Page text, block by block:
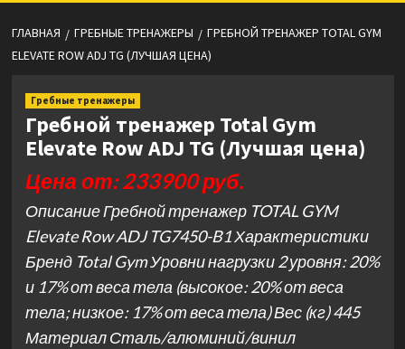
ГЛАВНАЯ ГРЕБНЫЕ ТРЕНАЖЕРЫ
ГРЕБНОЙ ТРЕНАЖЕР TOTAL GYM
ELEVATE ROW ADJ TG (ЛУЧШАЯ ЦЕНА)
Гребные тренажеры
Гребной тренажер Total Gym
Elevate Row ADJ TG (Лучшая цена)
Цена от: 233900 руб.
Описание Гребной тренажер TOTAL GYM
Elevate Row ADJ TG7450-B1 Характеристики
Бренд Total Gym Уровни нагрузки 2 уровня: 20%
и 17% от веса тела (высокое: 20% от веса
тела; низкое: 17% от веса тела) Вес (кг) 445
Материал Сталь/алюминий/винил